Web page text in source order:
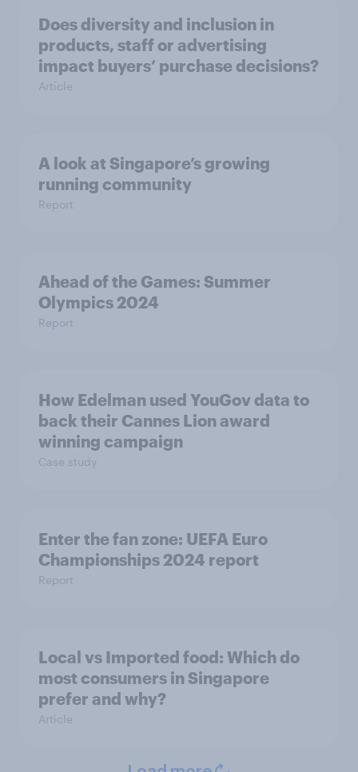
Does diversity and inclusion in
products, staff or advertising
impact buyers’ purchase decisions?
Article
A look at Singapore’s growing
running community
Report
Ahead of the Games: Summer
Olympics 2024
Report
How Edelman used YouGov data to
back their Cannes Lion award
winning campaign
Case study
Enter the fan zone: UEFA Euro
Championships 2024 report
Report
Local vs Imported food: Which do
most consumers in Singapore
prefer and why?
Article